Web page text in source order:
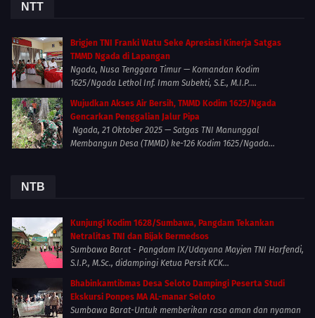
NTT
Brigjen TNI Franki Watu Seke Apresiasi Kinerja Satgas
TMMD Ngada di Lapangan
Ngada, Nusa Tenggara Timur — Komandan Kodim
1625/Ngada Letkol Inf. Imam Subekti, S.E., M.I.P....
Wujudkan Akses Air Bersih, TMMD Kodim 1625/Ngada
Gencarkan Penggalian Jalur Pipa
Ngada, 21 Oktober 2025 — Satgas TNI Manunggal
Membangun Desa (TMMD) ke-126 Kodim 1625/Ngada...
NTB
Kunjungi Kodim 1628/Sumbawa, Pangdam Tekankan
Netralitas TNI dan Bijak Bermedsos
Sumbawa Barat - Pangdam IX/Udayana Mayjen TNI Harfendi,
S.I.P., M.Sc., didampingi Ketua Persit KCK...
Bhabinkamtibmas Desa Seloto Dampingi Peserta Studi
Ekskursi Ponpes MA AL-manar Seloto
Sumbawa Barat-Untuk memberikan rasa aman dan nyaman